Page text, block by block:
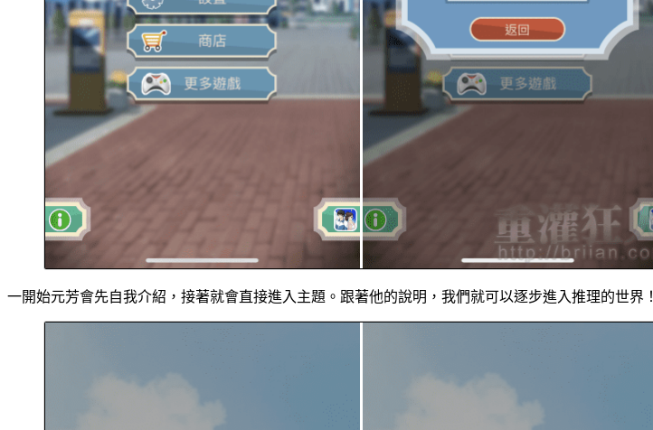
一開始元芳會先自我介紹，接著就會直接進入主題。跟著他的說明，我們就可以逐步進入推理的世界！